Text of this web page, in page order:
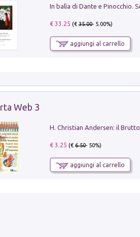
€ 33.25 (€35.00- 5.00%)
aggiungi al carrello
Web 3
€ 3.25 (€6.50- 50%)
aggiungi al carrello